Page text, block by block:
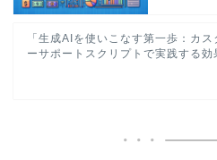
「生成AIを使いこなす第一歩：カス
ーサポートスクリプトで実践する効